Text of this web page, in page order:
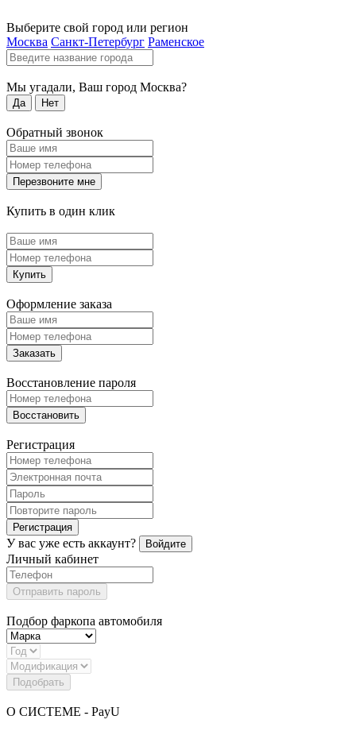
Выберите свой город или регион
Москва Санкт-Петербург Раменское
Мы угадали, Ваш город Москва?
Да Нет
Обратный звонок
Перезвоните мне
Купить в один клик
Купить
Оформление заказа
Заказать
Восстановление пароля
Восстановить
Регистрация
Регистрация
У вас уже есть аккаунт? Войдите
Личный кабинет
Отправить пароль
Подбор фаркопа автомобиля
Подобрать
О СИСТЕМЕ - PayU